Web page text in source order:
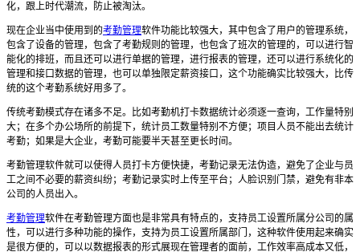
化，跟上时代潮流，防止被淘汰。
现在企业当中使用到的考勤管理软件功能比较强大，其中包含了用户的管理系统，
包含了设备的管理，包含了考勤规则的管理，也包含了班次的管理的，可以进行智
能化的排班，而且还可以进行单据的管理，进行报表的管理，还可以进行系统化的
管理和接口数据的管理，也可以单独限定薪资接口，这个功能确实比较强大，比传
统的这个考勤系统好用多了。
传统考勤模式存在诸多不足。比如考勤机打卡数据统计必须逐一查询，工作量特别
大；在多个办公场所的前提下，统计员工数量特别不方便；项目人员不能出去统计
考勤；如果是大企业，考勤可能要半天甚至更长时间。
考勤管理软件就可以使得人员打卡方便快捷，考勤记录无法伪造，避免了企业与员
工之间不必要的薪资纠纷；考勤记录实时上传至平台；人脸识别门禁，避免有非本
公司的人员出入。
考勤管理软件在考勤管理方面也是非常具有特点的，支持员工设置所属分公司的属
性，可以进行多种功能的操作，支持为员工设置所属部门，这种软件使用起来确实
是很方便的，可以以数据报表的形式展现在管理者的面前，工作效率高成本又低，